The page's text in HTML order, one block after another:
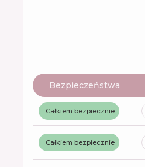
Bezpieczeństwa
Całkiem bezpiecznie
Całkiem bezpiecznie